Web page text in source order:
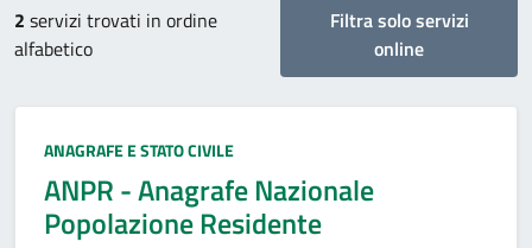
2 servizi trovati in ordine
alfabetico
Filtra solo servizi
online
Categoria:
ANAGRAFE E STATO CIVILE
ANPR - Anagrafe Nazionale
Popolazione Residente